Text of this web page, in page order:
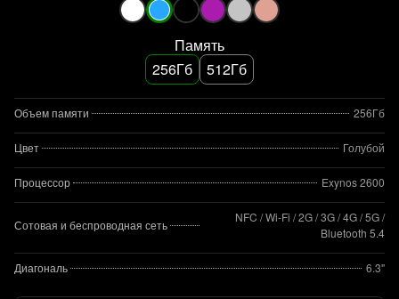
Память
256Гб
512Гб
Объем памяти 256Гб
Цвет Голубой
Процессор Exynos 2600
Сотовая и беспроводная сеть
NFC / Wi-Fi / 2G / 3G / 4G / 5G /
Bluetooth 5.4
Диагональ 6.3"